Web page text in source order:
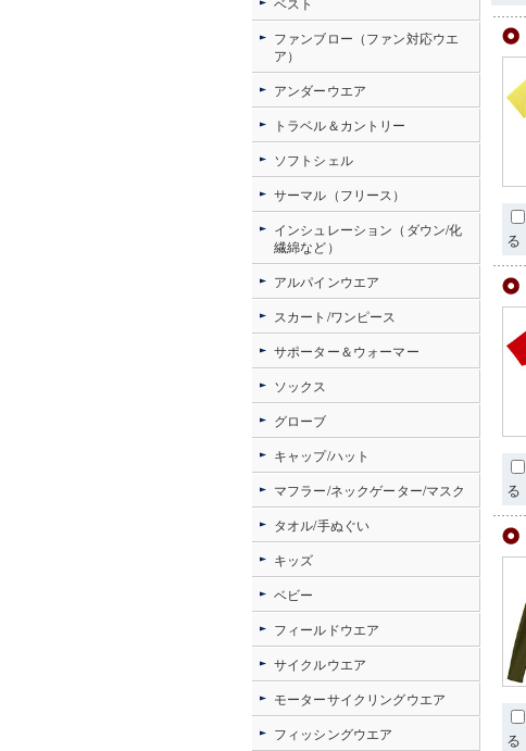
る
る
る
ファンブロー（ファン対応ウエ
ア）
アンダーウエア
トラベル＆カントリー
ソフトシェル
サーマル（フリース）
インシュレーション（ダウン/化
繊綿など）
アルパインウエア
スカート/ワンピース
サポーター＆ウォーマー
ソックス
グローブ
キャップ/ハット
マフラー/ネックゲーター/マスク
タオル/手ぬぐい
キッズ
ベビー
フィールドウエア
サイクルウエア
モーターサイクリングウエア
フィッシングウエア